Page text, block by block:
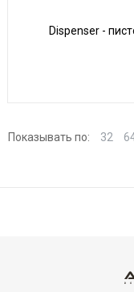
Dispenser -
Показывать по: 32